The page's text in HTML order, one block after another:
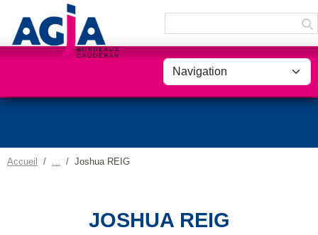
Accueil Joshua REIG
JOSHUA REIG
Panneau de gestion des cookies